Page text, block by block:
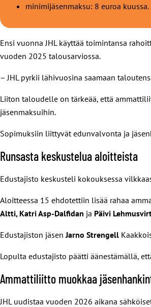
minimijäsenmaksu: 8 euroa kuussa.
Ensi vuonna JHL käyttää toimintansa
vuoden 2025 talousarviossa.
– JHL pyrkii lähivuosina saamaan
Liiton taloudelle on tärkeää, että
jäsenmaksuihin.
Sopimuksiin liittyvät edunvalvonta ja
Runsasta keskustelua aloitteista
Edustajisto keskusteli kokouksessa
Aloitteessa 15 ehdotettiin lisää rahaa
Altti, Katri Asp-Dalfidan ja Päivi
Edustajiston jäsen Jarno Strengell
Lopulta edustajisto päätti äänestämällä,
Ammattiliitto muokkaa
JHL uudistaa vuoden 2026 aikana